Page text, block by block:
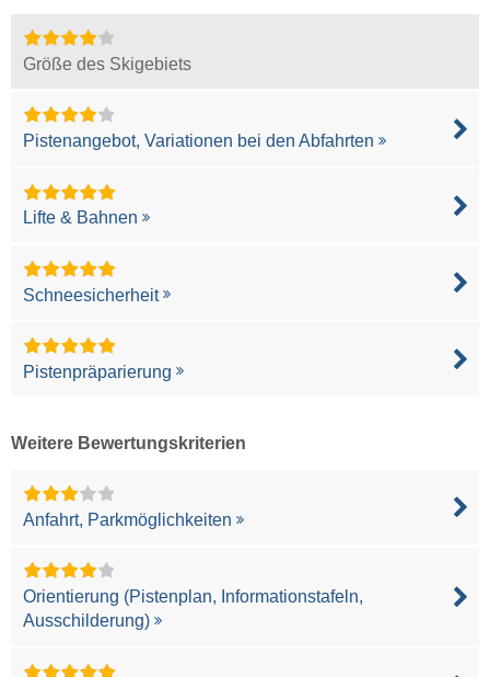
Größe des Skigebiets
Pistenangebot, Variationen bei den Abfahrten
Lifte & Bahnen
Schneesicherheit
Pistenpräparierung
Weitere Bewertungskriterien
Anfahrt, Parkmöglichkeiten
Orientierung (Pistenplan, Informationstafeln,
Ausschilderung)